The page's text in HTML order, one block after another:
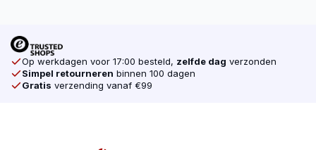
Op werkdagen voor 17:00 besteld, zelfde dag verzonden
Simpel retourneren binnen 100 dagen
Gratis verzending vanaf €99